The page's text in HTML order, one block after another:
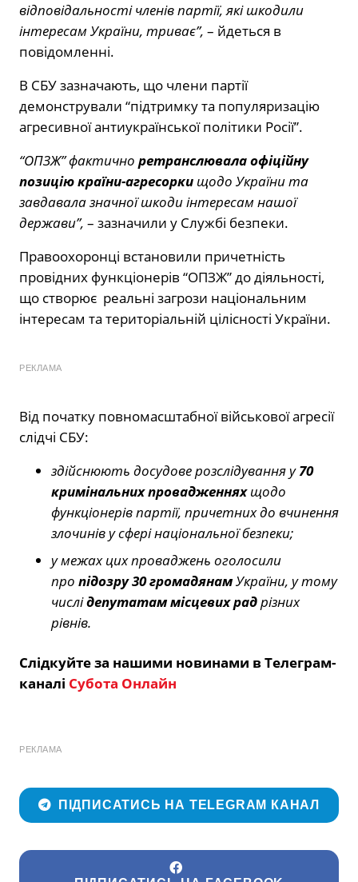
відповідальності членів партії, які шкодили
інтересам України, триває”, – йдеться в
повідомленні.
В СБУ зазначають, що члени партії
демонстрували “підтримку та популяризацію
агресивної антиукраїнської політики Росії”.
“ОПЗЖ” фактично ретранслювала офіційну
позицію країни-агресорки щодо України та
завдавала значної шкоди інтересам нашої
держави”, – зазначили у Службі безпеки.
Правоохоронці встановили причетність
провідних функціонерів “ОПЗЖ” до діяльності,
що створює реальні загрози національним
інтересам та територіальній цілісності України.
РЕКЛАМА
Від початку повномасштабної військової агресії
слідчі СБУ:
здійснюють досудове розслідування у70
кримінальних провадженняхщодо
функціонерів партії, причетних до вчинення
злочинів у сфері національної безпеки;
у межах цих проваджень оголосили
про підозру 30 громадянамУкраїни, у тому
числідепутатам місцевих радрізних
рівнів.
Слідкуйте за нашими новинами в Телеграм-
каналі Субота Онлайн
РЕКЛАМА
ПІДПИСАТИСЬ НА TELEGRAM КАНАЛ